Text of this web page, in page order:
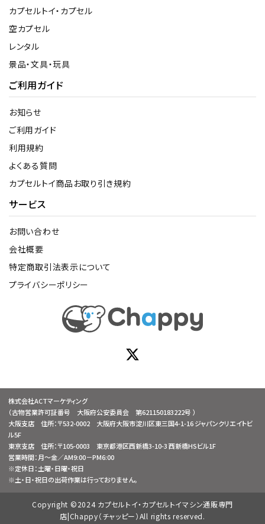
カプセルトイ・カプセル
空カプセル
レンタル
景品・文具・玩具
ご利用ガイド
お知らせ
ご利用ガイド
利用規約
よくある質問
カプセルトイ商品お取り引き規約
サービス
お問い合わせ
会社概要
特定商取引法表示について
プライバシーポリシー
株式会社ACTマーケティング
（古物営業許可証番号 大阪府公安委員会 第621150183222号 ）
大阪支店 住所：〒532-0002 大阪府大阪市淀川区東三国4-1-16 ジャパンクリエイトビ
ル5F
東京支店 住所：〒105-0003 東京都港区西新橋3-10-3 西新橋HSビル1F
営業時間：月～金／AM9:00－PM6:00
※定休日：土曜・日曜・祝日
※土・日・祝日の出荷作業は行っておりません。
Copyright ©2024 カプセルトイ・カプセルトイマシン通販専門
店|Chappy（チャッピー）All rights reserved.